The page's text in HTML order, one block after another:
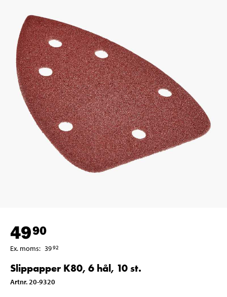
4990
Ex. moms: 3992
Slippapper K80, 6 hål, 10 st.
Artnr. 20-9320